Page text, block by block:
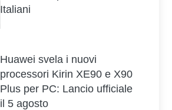
Italiani
Huawei svela i nuovi
processori Kirin XE90 e X90
Plus per PC: Lancio ufficiale
il 5 agosto